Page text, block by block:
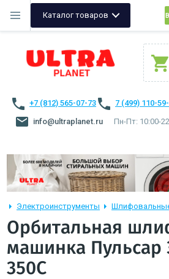
Каталог товаров
+7 (812) 565-07-73
7 (499) 110-
info@ultraplanet.ru
Пн-Пт: 10:00-
Электроинструменты
Орбитальная
машинка
350С